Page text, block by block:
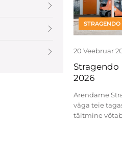
STRAGENDO
20 Veebruar
2026
Arendame
väga teie
täitmine